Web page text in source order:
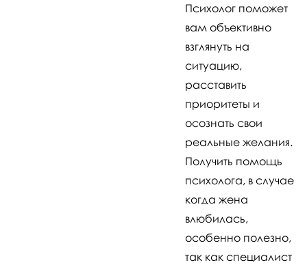
Психолог поможет
вам объективно
взглянуть на
ситуацию,
расставить
приоритеты и
осознать свои
реальные желания.
Получить помощь
психолога, в случае
когда жена
влюбилась,
особенно полезно,
так как специалист